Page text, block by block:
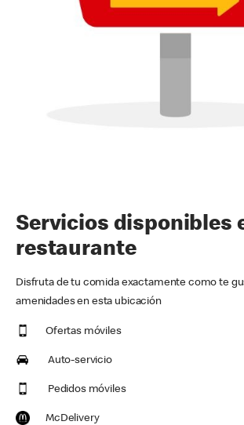
Servicios disponibles
restaurante
Disfruta de tu comida exactamente como te
amenidades en esta ubicación
Ofertas móviles
Auto-servicio
Pedidos móviles
McDelivery